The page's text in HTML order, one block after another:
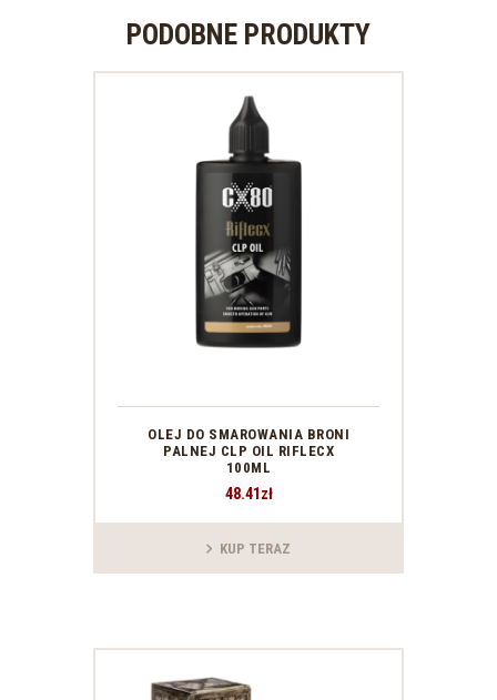
PODOBNE PRODUKTY
OLEJ DO SMAROWANIA BRONI
PALNEJ CLP OIL RIFLECX
100ML
48.41zł
KUP TERAZ